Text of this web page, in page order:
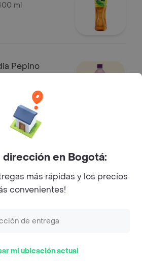
ml
Pepino
Ml
dirección en Bogotá:
más rápidas y los precios
convenientes!
mi ubicación actual